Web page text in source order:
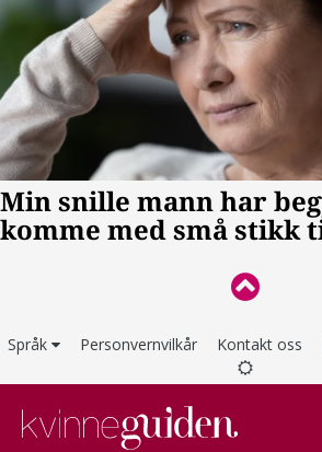
Språk Personvernvilkår Kontakt oss